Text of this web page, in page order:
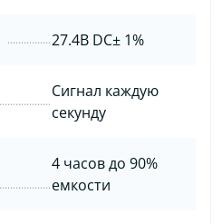
27.4В DC± 1%
Сигнал каждую
секунду
4 часов до 90%
емкости